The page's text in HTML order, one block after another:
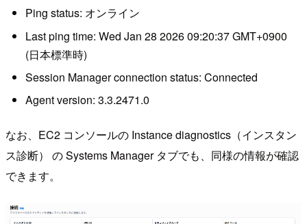
Ping status: オンライン
Last ping time: Wed Jan 28 2026 09:20:37 GMT+0900
(日本標準時)
Session Manager connection status: Connected
Agent version: 3.3.2471.0
なお、EC2 コンソールの Instance diagnostics（インスタン
ス診断） の Systems Manager タブでも、同様の情報が確認
できます。